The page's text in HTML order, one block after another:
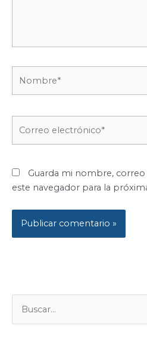
Guarda mi nombre,
este navegador para la
U